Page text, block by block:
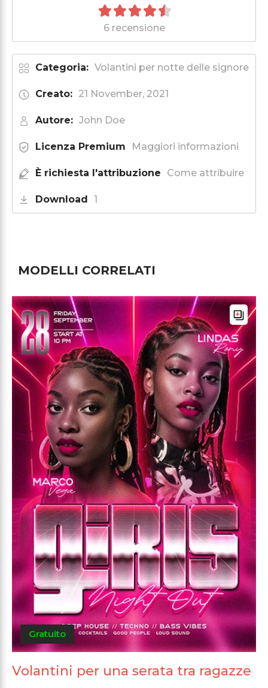
6 recensione
Categoria: Volantini per notte delle signore
Creato: 21 November, 2021
Autore: John Doe
Licenza Premium Maggiori informazioni
È richiesta l'attribuzione Come attribuire
Download 1
MODELLI CORRELATI
Gratuito
Volantini per una serata tra ragazze